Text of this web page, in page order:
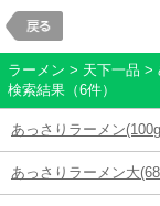
ラーメン > 天下一品 >
検索結果（6件）
あっさりラーメン
あっさりラーメン大